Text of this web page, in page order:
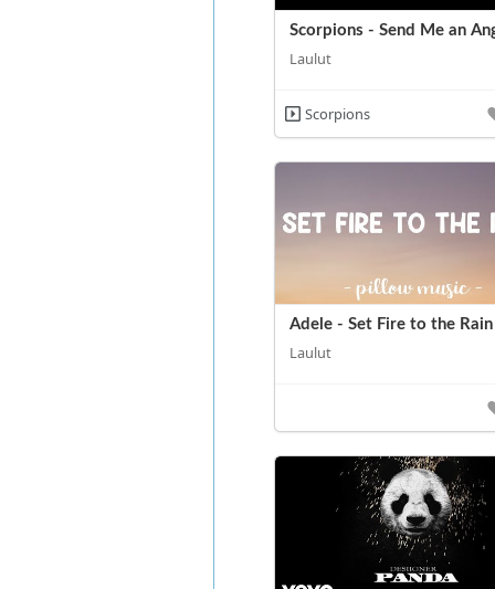
Scorpions - Send Me an
Laulut
Scorpions
Adele - Set Fire to the Rain
Laulut